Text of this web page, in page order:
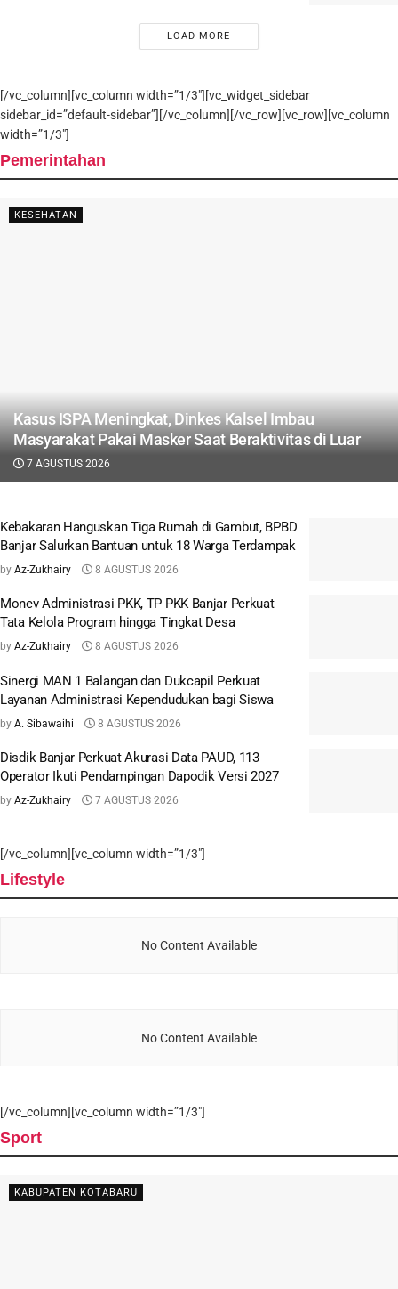
LOAD MORE
[/vc_column][vc_column width=”1/3″][vc_widget_sidebar
sidebar_id=”default-sidebar”][/vc_column][/vc_row][vc_row][vc_column
width=”1/3″]
Pemerintahan
KESEHATAN
Kasus ISPA Meningkat, Dinkes Kalsel Imbau
Masyarakat Pakai Masker Saat Beraktivitas di Luar
7 AGUSTUS 2026
Kebakaran Hanguskan Tiga Rumah di Gambut, BPBD
Banjar Salurkan Bantuan untuk 18 Warga Terdampak
by Az-Zukhairy 8 AGUSTUS 2026
Monev Administrasi PKK, TP PKK Banjar Perkuat
Tata Kelola Program hingga Tingkat Desa
by Az-Zukhairy 8 AGUSTUS 2026
Sinergi MAN 1 Balangan dan Dukcapil Perkuat
Layanan Administrasi Kependudukan bagi Siswa
by A. Sibawaihi 8 AGUSTUS 2026
Disdik Banjar Perkuat Akurasi Data PAUD, 113
Operator Ikuti Pendampingan Dapodik Versi 2027
by Az-Zukhairy 7 AGUSTUS 2026
[/vc_column][vc_column width=”1/3″]
Lifestyle
No Content Available
No Content Available
[/vc_column][vc_column width=”1/3″]
Sport
KABUPATEN KOTABARU